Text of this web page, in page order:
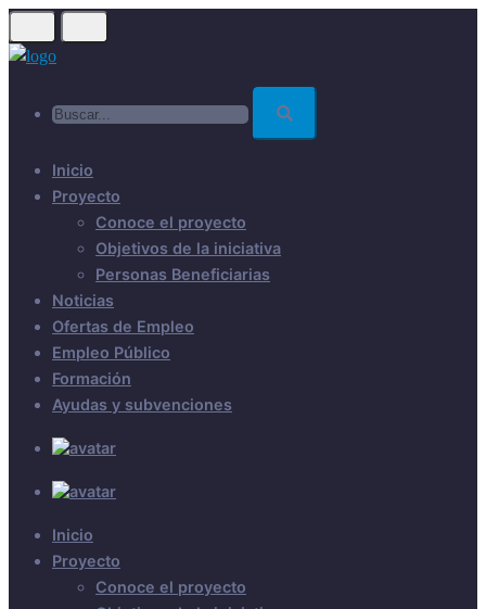
Skip
to
Inicio
Proyecto
Conoce el proyecto
Objetivos de la iniciativa
Personas Beneficiarias
Noticias
Ofertas de Empleo
Empleo Público
Formación
Ayudas y subvenciones
Inicio
Proyecto
Conoce el proyecto